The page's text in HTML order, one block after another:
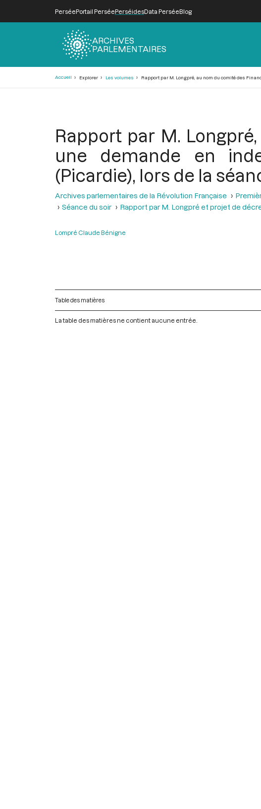
PerséePortail PerséePerséidesData PerséeBlog
ARCHIVES
PARLEMENTAIRES
Accueil Explorer Les volumes Rapport par M. Longpré, au nom du comité des
Rapport par M.
une demande en
(Picardie), lors de la
Archives parlementaires de la Révolution Française
Séance du soir
Rapport par M. Longpré et projet de
Lompré Claude Bénigne
Table des matières
La table des matières ne contient aucune entrée.